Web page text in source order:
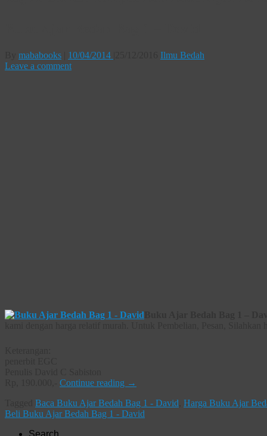
mababooks 10/04/2014
Ilmu Bedah
Leave a comment
Continue reading →
Baca Buku Ajar Bedah Bag 1 - David Harga Buku Ajar
Beli Buku Ajar Bedah Bag 1 - David
Search